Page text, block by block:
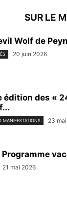
SUR LE
Wolf de
20 juin 2026
édition des «
MANIFESTATIONS 23
Programme
21 mai 2026